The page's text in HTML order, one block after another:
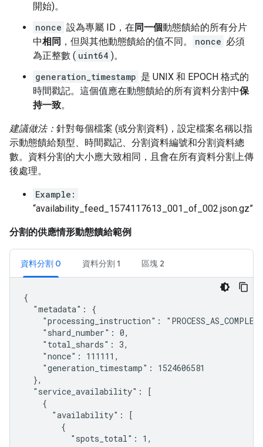
開始)。
nonce 設為專屬 ID，在 同一個動態饋給的所有分片
中相同 ，但與其他動態饋給的值不同。 nonce 必須
為正整數 ( uint64 )。
generation_timestamp 是 UNIX 和 EPOCH 格式的
時間戳記。這個值應在動態饋給的所有資料分割中保
持一致。
建議做法： 針對每個檔案 (或分割資料)，設定檔案名稱以指
示動態饋給類型、時間戳記、分割資料編號和分割資料總
數。資料分割的大小應大致相同，且會在所有資料分割上傳
後處理。
Example:
“availability_feed_1574117613_001_of_002.json.gz”
分割的供應情形動態饋給範例
資料分割 0 資料分割 1 區塊 2
{
  "metadata": {
"processing_instruction":
    "shard_number": 0,
    "total_shards": 3,
    "nonce": 111111,
    "generation_timestamp": 1524606581
  },
  "service_availability": [
    {
      "availability": [
        {
          "spots_total": 1,